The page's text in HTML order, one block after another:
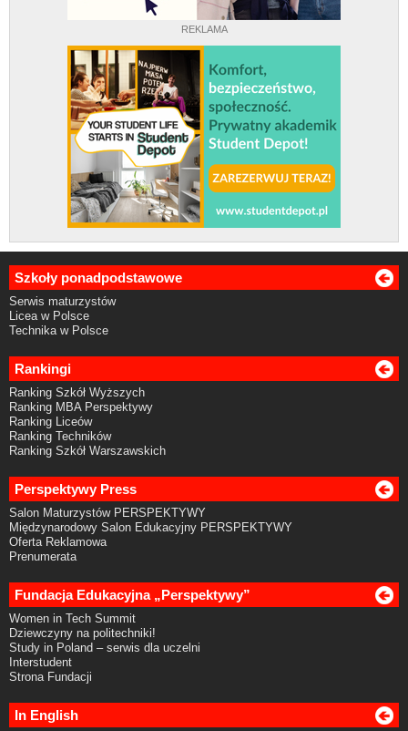
REKLAMA
Szkoły ponadpodstawowe
Serwis maturzystów
Licea w Polsce
Technika w Polsce
Rankingi
Ranking Szkół Wyższych
Ranking MBA Perspektywy
Ranking Liceów
Ranking Techników
Ranking Szkół Warszawskich
Perspektywy Press
Salon Maturzystów PERSPEKTYWY
Międzynarodowy Salon Edukacyjny PERSPEKTYWY
Oferta Reklamowa
Prenumerata
Fundacja Edukacyjna „Perspektywy”
Women in Tech Summit
Dziewczyny na politechniki!
Study in Poland – serwis dla uczelni
Interstudent
Strona Fundacji
In English